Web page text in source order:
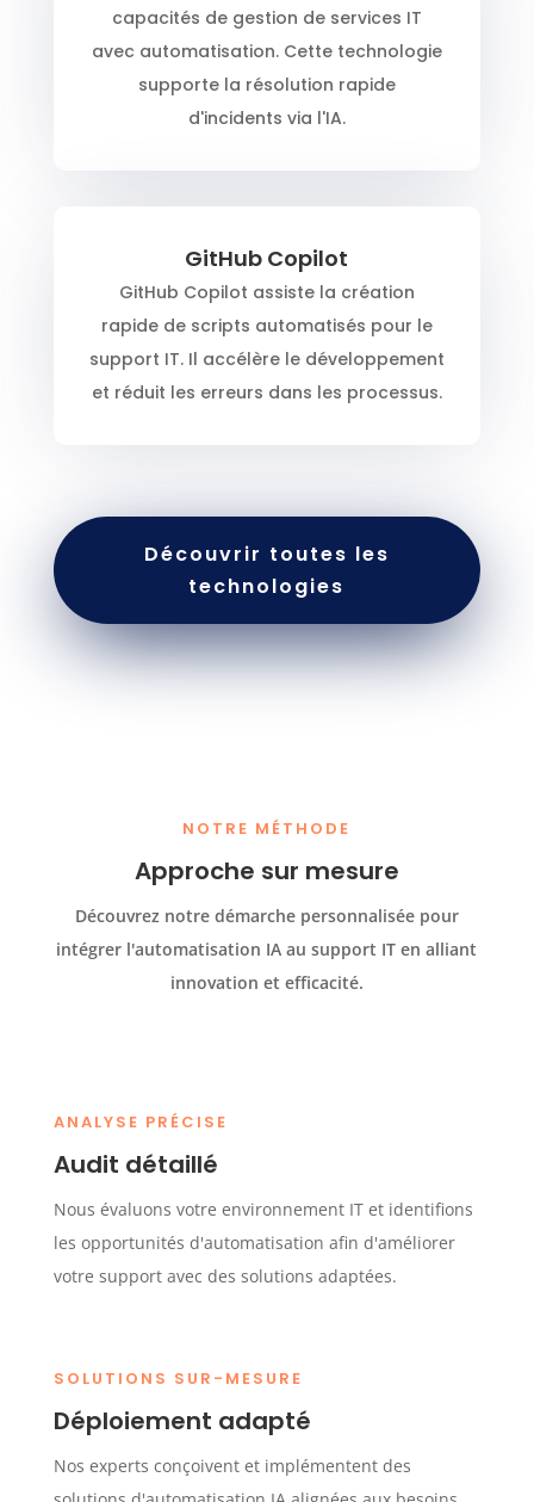
capacités de gestion de services IT
avec automatisation. Cette technologie
supporte la résolution rapide
d'incidents via l'IA.
GitHub Copilot
GitHub Copilot assiste la création
rapide de scripts automatisés pour le
support IT. Il accélère le développement
et réduit les erreurs dans les processus.
Découvrir toutes les
technologies
NOTRE MÉTHODE
Approche sur mesure
Découvrez notre démarche personnalisée pour
intégrer l'automatisation IA au support IT en alliant
innovation et efficacité.
ANALYSE PRÉCISE
Audit détaillé
Nous évaluons votre environnement IT et identifions
les opportunités d'automatisation afin d'améliorer
votre support avec des solutions adaptées.
SOLUTIONS SUR-MESURE
Déploiement adapté
Nos experts conçoivent et implémentent des